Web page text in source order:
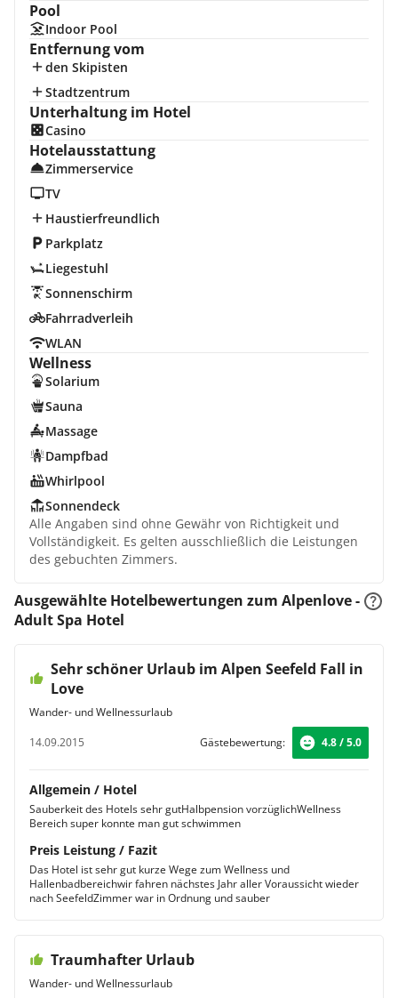
Pool
Indoor Pool
Entfernung vom
den Skipisten
Stadtzentrum
Unterhaltung im Hotel
Casino
Hotelausstattung
Zimmerservice
TV
Haustierfreundlich
Parkplatz
Liegestuhl
Sonnenschirm
Fahrradverleih
WLAN
Wellness
Solarium
Sauna
Massage
Dampfbad
Whirlpool
Sonnendeck
Alle Angaben sind ohne Gewähr von Richtigkeit und
Vollständigkeit. Es gelten ausschließlich die Leistungen
des gebuchten Zimmers.
Ausgewählte Hotelbewertungen zum Alpenlove -
Adult Spa Hotel
Sehr schöner Urlaub im Alpen Seefeld Fall in
Love
Wander- und Wellnessurlaub
14.09.2015
Gästebewertung: 4.8 / 5.0
Allgemein / Hotel
Sauberkeit des Hotels sehr gutHalbpension vorzüglichWellness
Bereich super konnte man gut schwimmen
Preis Leistung / Fazit
Das Hotel ist sehr gut kurze Wege zum Wellness und
Hallenbadbereichwir fahren nächstes Jahr aller Voraussicht wieder
nach SeefeldZimmer war in Ordnung und sauber
Traumhafter Urlaub
Wander- und Wellnessurlaub